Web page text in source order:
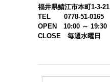
福井県鯖江市本町1-3-21
TEL 0778-51-0165
OPEN 10:00 ～ 19:30
CLOSE 毎週水曜日